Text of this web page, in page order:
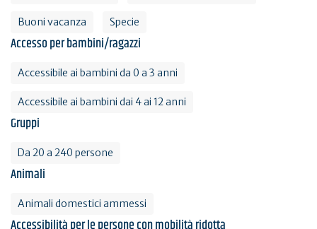
Buoni vacanza Specie
Accesso per bambini/ragazzi
Accessibile ai bambini da 0 a 3 anni
Accessibile ai bambini dai 4 ai 12 anni
Gruppi
Da 20 a 240 persone
Animali
Animali domestici ammessi